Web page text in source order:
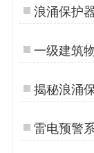
浪涌保护
【杭州易
一级建筑
【易造防
揭秘浪涌
器市场中
雷电预警
识解答【